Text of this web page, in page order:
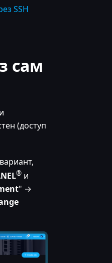
SSH
сам
(доступ
® и
" →